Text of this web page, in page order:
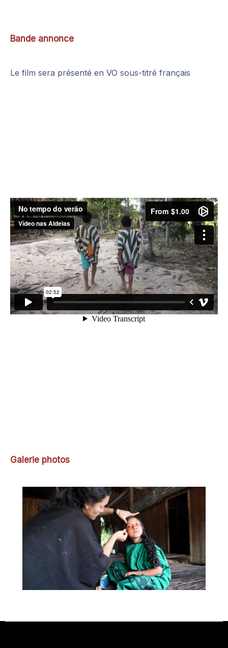
Bande annonce
Le film sera présenté en VO sous-titré français
Galerie photos